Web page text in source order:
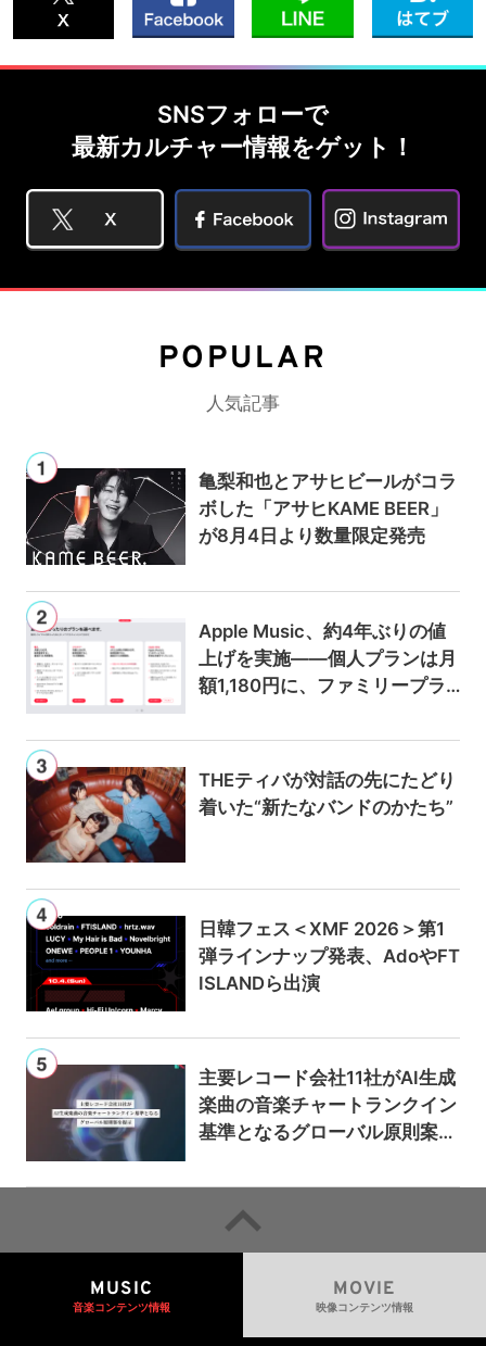
SNSフォローで
最新カルチャー情報をゲット！
POPULAR
人気記事
亀梨和也とアサヒビールがコラ
ボした「アサヒKAME BEER」
が8月4日より数量限定発売
Apple Music、約4年ぶりの値
上げを実施——個人プランは月
額1,180円に、ファミリープラ
THEティバが対話の先にたどり
着いた“新たなバンドのかたち”
日韓フェス＜XMF 2026＞第1
弾ラインナップ発表、AdoやFT
ISLANDら出演
主要レコード会社11社がAI生成
楽曲の音楽チャートランクイン
基準となるグローバル原則案を
るための統一的な枠組みを提案
MUSIC
音楽コンテンツ情報
MOVIE
映像コンテンツ情報